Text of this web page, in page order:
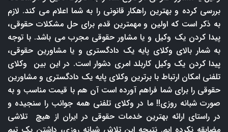
بررسی کرده و بهترین راهکار قانونی را به شما اعلام می کند. لازم
به ذکر است که اولین و مهمترین قدم برای حل مشکلات حقوقی،
پیدا کردن یک وکیل و یا مشاور حقوقی مجرب می باشد. با توجه
به شمار بالای وکلای پایه یک دادگستری و یا مشاورین حقوقی،
پیدا کردن یک وکیل کاربلد امری دشوار است. در این بین وکلای
تلفنی امکان ارتباط با برترین وکلای پایه یک دادگستری و مشاورین
حقوقی را برای شما فراهم آورده است آن هم با قیمت مناسب و به
صورت شبانه روزی!! ما در وکلای تلفنی همه جوانب را سنجیده و
در راستای ارائه بهترین خدمات حقوقی در ایران از هیچ تلاشی